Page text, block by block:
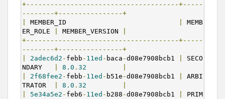
+--------------------------------------+-----
--------+----------------+
MEMBER_ID
MEMB
ER_ROLE
MEMBER_VERSION
+--------------------------------------+-----
--------+----------------+
2adec6d2 - febb - 11ed - baca -d08e7908bcb1
SECO
NDARY
8.0 . 32
2f68fee2 - febb - 11ed - b51e -d08e7908bcb1
ARBI
TRATOR
8.0 . 32
5e34a5e2 - feb6 - 11ed - b288 -d08e7908bcb1
PRIM